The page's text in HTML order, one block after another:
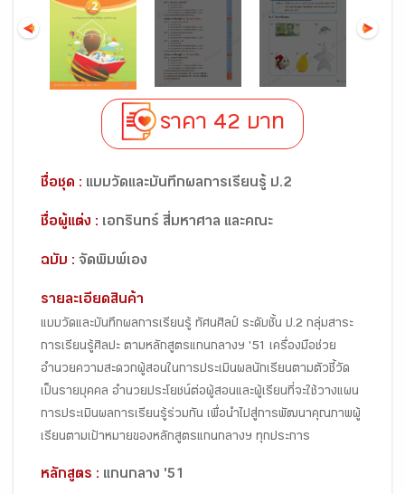
ราคา 42 บาท
ชื่อชุด : แบบวัดและบันทึกผลการเรียนรู้ ป.2
ชื่อผู้แต่ง : เอกรินทร์ สี่มหาศาล และคณะ
ฉบับ : จัดพิมพ์เอง
รายละเอียดสินค้า
แบบวัดและบันทึกผลการเรียนรู้ ทัศนศิลป์ ระดับชั้น ป.2 กลุ่มสาระ
การเรียนรู้ศิลปะ ตามหลักสูตรแกนกลางฯ '51 เครื่องมือช่วย
อำนวยความสะดวกผู้สอนในการประเมินผลนักเรียนตามตัวชี้วัด
เป็นรายบุคคล อำนวยประโยชน์ต่อผู้สอนและผู้เรียนที่จะใช้วางแผน
การประเมินผลการเรียนรู้ร่วมกัน เพื่อนำไปสู่การพัฒนาคุณภาพผู้
เรียนตามเป้าหมายของหลักสูตรแกนกลางฯ ทุกประการ
หลักสูตร : แกนกลาง '51